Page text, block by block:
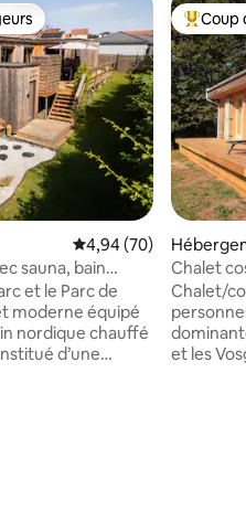
Évaluation moyenne
4,94 (70)
sauna, bain
et le Parc de
moderne équipé
nordique chauffé
d’une
Coups
Coup
Chalet
Pierre
Chalet/
personnes. Plein Sud, Vue
et les